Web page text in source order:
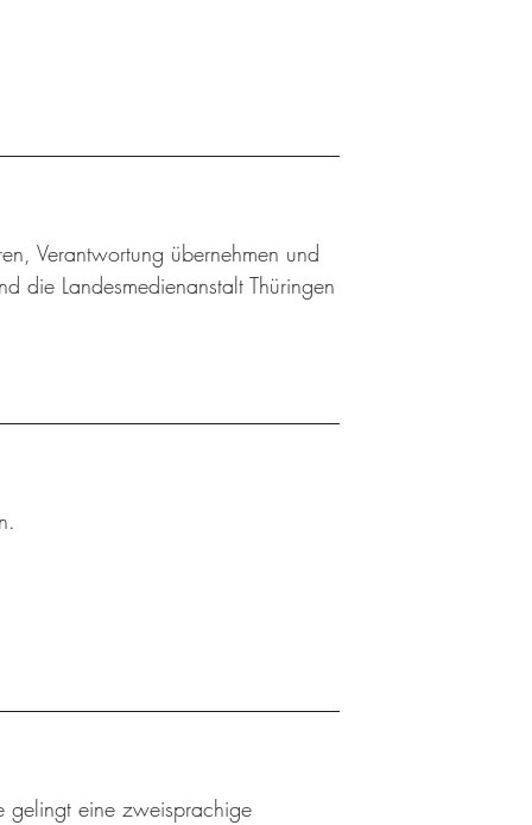
Verantwortung übernehmen und
die Landesmedienanstalt Thüringen
gelingt eine zweisprachige